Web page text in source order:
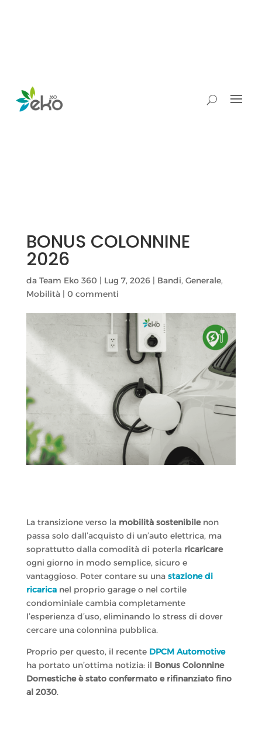
BONUS COLONNINE
2026
da Team Eko 360 | Lug 7, 2026| Bandi, Generale,
Mobilità| 0 commenti
La transizione verso la mobilità sostenibilenon
passa solo dall’acquisto di un’auto elettrica, ma
soprattutto dalla comodità di poterla ricaricare
ogni giorno in modo semplice, sicuro e
vantaggioso. Poter contare su una stazione di
ricaricanel proprio garage o nel cortile
condominiale cambia completamente
l’esperienza d’uso, eliminando lo stress di dover
cercare una colonnina pubblica.
Proprio per questo, il recente DPCM Automotive
ha portato un’ottima notizia: il Bonus Colonnine
Domestiche è stato confermato e rifinanziato fino
al 2030.